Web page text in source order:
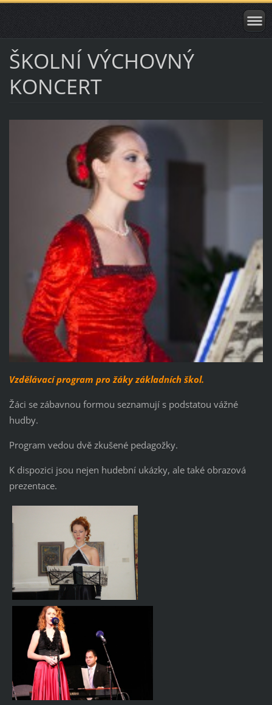
ŠKOLNÍ VÝCHOVNÝ
KONCERT
Vzdělávací program pro žáky základních škol.
Žáci se zábavnou formou seznamují s podstatou vážné
hudby.
Program vedou dvě zkušené pedagožky.
K dispozici jsou nejen hudební ukázky, ale také obrazová
prezentace.